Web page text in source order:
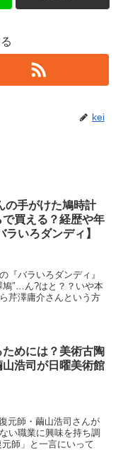
kei
の手がけた鳩時計
で買える？経歴や年
ラいろダンディ】
『バラいろダンディ』
鳩″…ん?はと？？いや本
芹澤庸介さんという方
めには？美術古陶
浩司が日曜美術館
元師・繭山浩司さんが
い職業に興味を持ち調
師」と一言にいって